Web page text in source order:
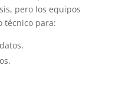
pero los equipos
técnico para: